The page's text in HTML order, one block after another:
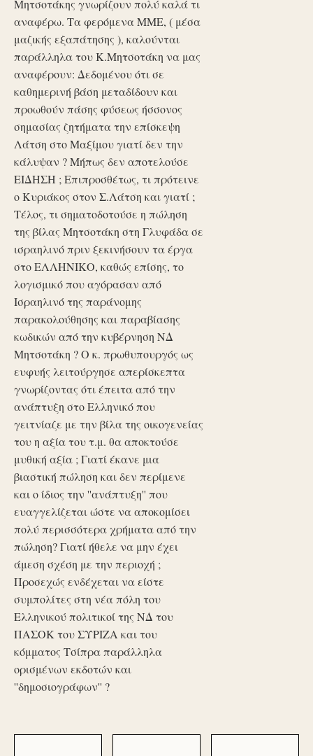
Μητσοτάκης γνωρίζουν πολύ καλά τι
αναφέρω. Τα φερόμενα ΜΜΕ, ( μέσα
μαζικής εξαπάτησης ), καλούνται
παράλληλα του Κ.Μητσοτάκη να μας
αναφέρουν: Δεδομένου ότι σε
καθημερινή βάση μεταδίδουν και
προωθούν πάσης φύσεως ήσσονος
σημασίας ζητήματα την επίσκεψη
Λάτση στο Μαξίμου γιατί δεν την
κάλυψαν ? Μήπως δεν αποτελούσε
ΕΙΔΗΣΗ ; Επιπροσθέτως, τι πρότεινε
ο Κυριάκος στον Σ.Λάτση και γιατί ;
Τέλος, τι σηματοδοτούσε η πώληση
της βίλας Μητσοτάκη στη Γλυφάδα σε
ισραηλινό πριν ξεκινήσουν τα έργα
στο ΕΛΛΗΝΙΚΟ, καθώς επίσης, το
λογισμικό που αγόρασαν από
Ισραηλινό της παράνομης
παρακολούθησης και παραβίασης
κωδικών από την κυβέρνηση ΝΔ
Μητσοτάκη ? Ο κ. πρωθυπουργός ως
ευφυής λειτούργησε απερίσκεπτα
γνωρίζοντας ότι έπειτα από την
ανάπτυξη στο Ελληνικό που
γειτνίαζε με την βίλα της οικογενείας
του η αξία του τ.μ. θα αποκτούσε
μυθική αξία ; Γιατί έκανε μια
βιαστική πώληση και δεν περίμενε
και ο ίδιος την ''ανάπτυξη'' που
ευαγγελίζεται ώστε να αποκομίσει
πολύ περισσότερα χρήματα από την
πώληση? Γιατί ήθελε να μην έχει
άμεση σχέση με την περιοχή ;
Προσεχώς ενδέχεται να είστε
συμπολίτες στη νέα πόλη του
Ελληνικού πολιτικοί της ΝΔ του
ΠΑΣΟΚ του ΣΥΡΙΖΑ και του
κόμματος Τσίπρα παράλληλα
ορισμένων εκδοτών και
''δημοσιογράφων'' ?